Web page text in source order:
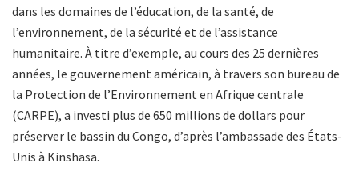
dans les domaines de l’éducation, de la santé, de
l’environnement, de la sécurité et de l’assistance
humanitaire. À titre d’exemple, au cours des 25 dernières
années, le gouvernement américain, à travers son bureau de
la Protection de l’Environnement en Afrique centrale
(CARPE), a investi plus de 650 millions de dollars pour
préserver le bassin du Congo, d’après l’ambassade des États-
Unis à Kinshasa.